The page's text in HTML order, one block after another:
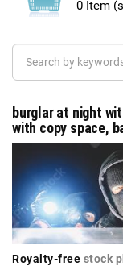
burglar at night
with copy space,
Royalty-free stock